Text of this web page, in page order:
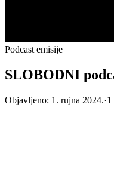
Podcast emisije
SLOBODNI
Objavljeno: 1. rujna 2024.·1